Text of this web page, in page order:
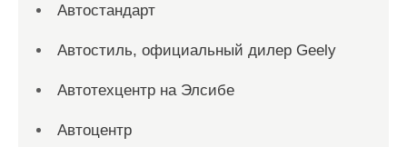
Автостандарт
Автостиль, официальный дилер Geely
Автотехцентр на Элсибе
Автоцентр